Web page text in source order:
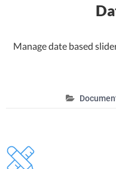
Manage date based